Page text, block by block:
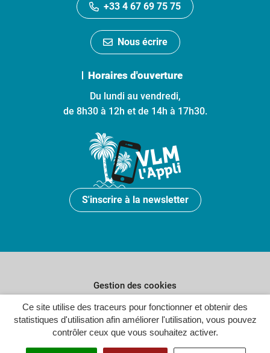
Ce site utilise des traceurs pour fonctionner et obtenir des
statistiques d'utilisation afin améliorer l'utilisation, vous pouvez
contrôler ceux que vous souhaitez activer.
+33 4 67 69 75 75
Nous écrire
Horaires d'ouverture
Du lundi au vendredi,
de 8h30 à 12h et de 14h à 17h30.
S'inscrire à la newsletter
Gestion des cookies
Plan du site
Politique de confidentialité
Crédits